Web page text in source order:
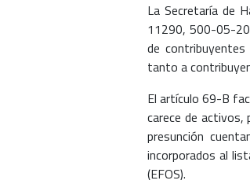
La Secretaría de
11290, 500-05-
de contribuyentes
tanto a
El artículo 69-B
carece de activos,
presunción
incorporados al
(EFOS).